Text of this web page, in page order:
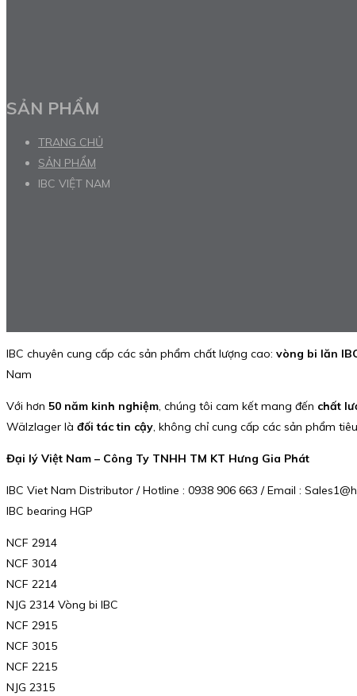
SẢN PHẨM
TRANG CHỦ
SẢN PHẨM
IBC VIỆT NAM
IBC chuyên cung cấp các sản phẩm chất lượng cao: vòng bi lăn
Nam
Với hơn 50 năm kinh nghiệm, chúng tôi cam kết mang đến chất
Wälzlager là đối tác tin cậy, không chỉ cung cấp các sản phẩm
Đại lý Việt Nam – Công Ty TNHH TM KT Hưng Gia Phát
IBC Viet Nam Distributor / Hotline : 0938 906 663 / Email :
IBC bearing HGP
NCF 2914
NCF 3014
NCF 2214
NJG 2314 Vòng bi IBC
NCF 2915
NCF 3015
NCF 2215
NJG 2315